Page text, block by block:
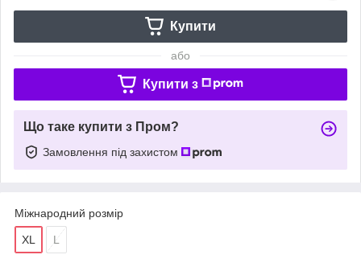
Купити
або
Купити з
Що таке купити з Пром?
Замовлення під захистом
Міжнародний розмір
XL L